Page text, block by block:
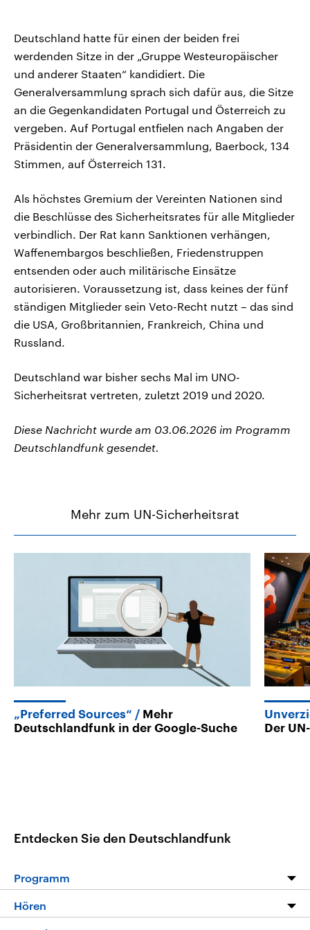
Deutschland hatte für einen der beiden frei
werdenden Sitze in der „Gruppe Westeuropäischer
und anderer Staaten“ kandidiert. Die
Generalversammlung sprach sich dafür aus, die Sitze
an die Gegenkandidaten Portugal und Österreich zu
vergeben. Auf Portugal entfielen nach Angaben ‌der
‌Präsidentin der Generalversammlung, Baerbock, 134
Stimmen, ​auf Österreich 131.
Als höchstes Gremium der Vereinten Nationen sind
die Beschlüsse des Sicherheitsrates für alle Mitglieder
verbindlich. Der Rat kann Sanktionen verhängen,
Waffenembargos beschließen, Friedenstruppen
entsenden oder auch militärische Einsätze
autorisieren. Voraussetzung ist, dass keines der fünf
ständigen Mitglieder sein Veto-Recht nutzt – das sind
die USA, Großbritannien, Frankreich, China und
Russland.
Deutschland war bisher sechs Mal im UNO-
Sicherheitsrat vertreten, zuletzt 2019 und 2020.
Diese Nachricht wurde am 03.06.2026 im Programm
Deutschlandfunk gesendet.
Mehr zum UN-Sicherheitsrat
„Preferred Sources“
Mehr
Deutschlandfunk in der Google-Suche
Der
Entdecken Sie den Deutschlandfunk
Programm
Programm
Hören